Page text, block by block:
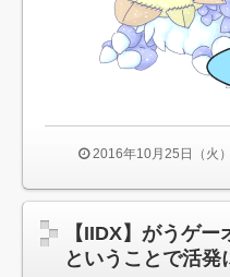
2016年10月25日（火）
【IIDX】がうゲ
ということで活発